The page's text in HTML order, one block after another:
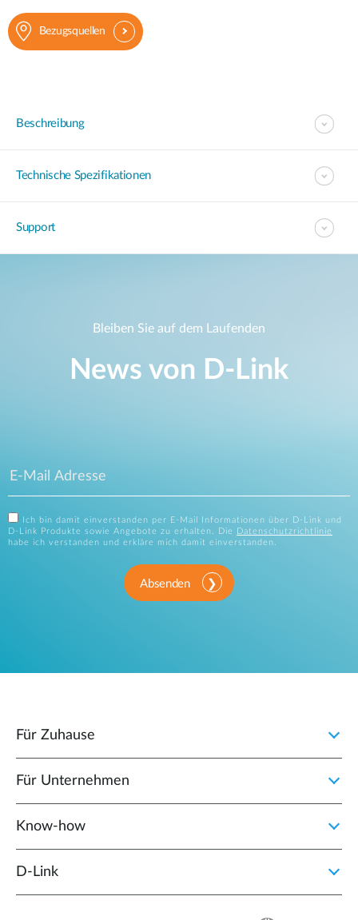
Bezugsquellen
Beschreibung
Technische Spezifikationen
Support
Bleiben Sie auf dem Laufenden
News von D‑Link
Ich bin damit einverstanden per E-Mail Informationen über D-Link und
D-Link Produkte sowie Angebote zu erhalten. Die
Datenschutzrichtlinie
habe ich verstanden und erkläre mich damit einverstanden.
Absenden
Für Zuhause
Für Unternehmen
Know-how
D‑Link